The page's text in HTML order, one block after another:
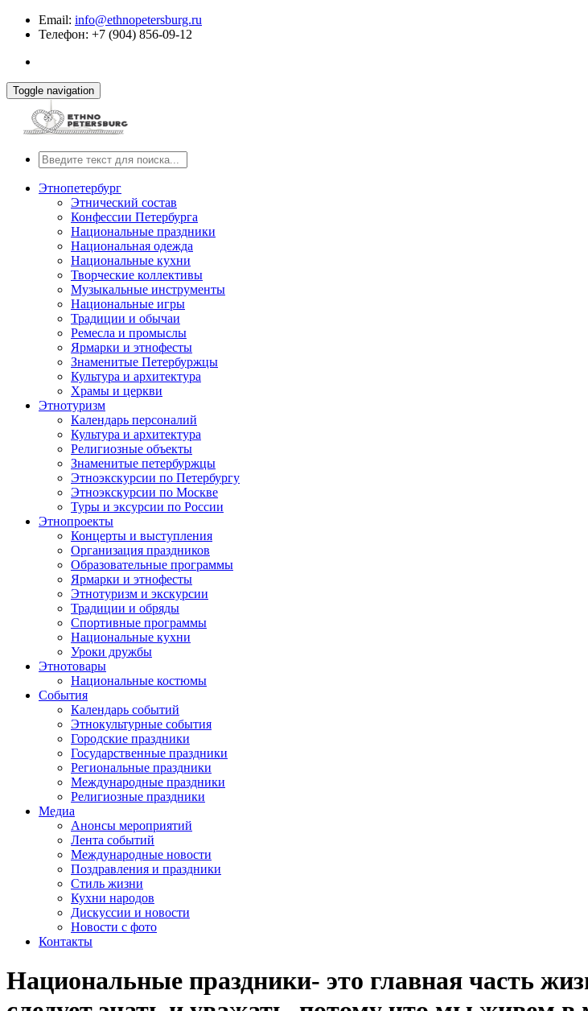
Email: info@ethnopetersburg.ru
Телефон: +7 (904) 856-09-12
Toggle navigation
Этнопетербург
Этнический состав
Конфессии Петербурга
Национальные праздники
Национальная одежда
Национальные кухни
Творческие коллективы
Музыкальные инструменты
Национальные игры
Традиции и обычаи
Ремесла и промыслы
Ярмарки и этнофесты
Знаменитые Петербуржцы
Культура и архитектура
Храмы и церкви
Этнотуризм
Календарь персоналий
Культура и архитектура
Религиозные объекты
Знаменитые петербуржцы
Этноэкскурсии по Петербургу
Этноэкскурсии по Москве
Туры и эксурсии по России
Этнопроекты
Концерты и выступления
Организация праздников
Образовательные программы
Ярмарки и этнофесты
Этнотуризм и экскурсии
Традиции и обряды
Спортивные программы
Национальные кухни
Уроки дружбы
Этнотовары
Национальные костюмы
События
Календарь событий
Этнокультурные события
Городские праздники
Государственные праздники
Региональные праздники
Международные праздники
Религиозные праздники
Медиа
Анонсы мероприятий
Лента событий
Международные новости
Поздравления и праздники
Cтиль жизни
Кухни народов
Дискуссии и новости
Новости с фото
Контакты
Национальные праздники- это главная часть